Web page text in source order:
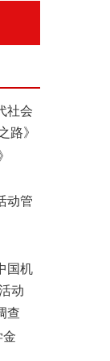
社会
路》
动管
国机
动
查